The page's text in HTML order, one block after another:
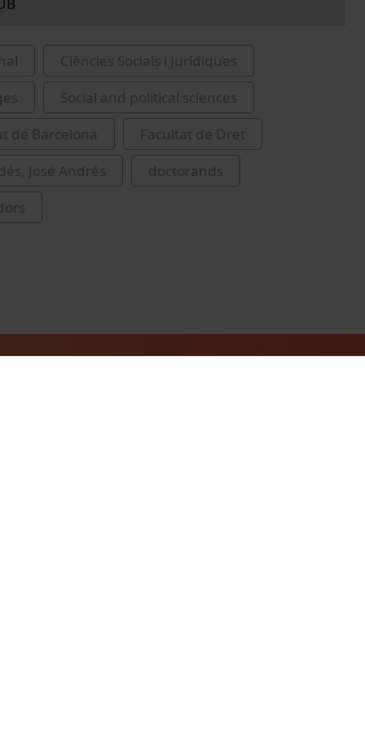
Ciències Socials i Jurídiques
Social and political sciences
de Barcelona
Facultat de Dret
José Andrés
doctorands